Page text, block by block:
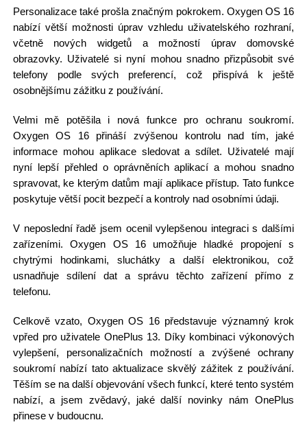
Personalizace také prošla značným pokrokem. Oxygen OS 16
nabízí větší možnosti úprav vzhledu uživatelského rozhraní,
včetně nových widgetů a možností úprav domovské
obrazovky. Uživatelé si nyní mohou snadno přizpůsobit své
telefony podle svých preferencí, což přispívá k ještě
osobnějšímu zážitku z používání.
Velmi mě potěšila i nová funkce pro ochranu soukromí.
Oxygen OS 16 přináší zvýšenou kontrolu nad tím, jaké
informace mohou aplikace sledovat a sdílet. Uživatelé mají
nyní lepší přehled o oprávněních aplikací a mohou snadno
spravovat, ke kterým datům mají aplikace přístup. Tato funkce
poskytuje větší pocit bezpečí a kontroly nad osobními údaji.
V neposlední řadě jsem ocenil vylepšenou integraci s dalšími
zařízeními. Oxygen OS 16 umožňuje hladké propojení s
chytrými hodinkami, sluchátky a další elektronikou, což
usnadňuje sdílení dat a správu těchto zařízení přímo z
telefonu.
Celkově vzato, Oxygen OS 16 představuje významný krok
vpřed pro uživatele OnePlus 13. Díky kombinaci výkonových
vylepšení, personalizačních možností a zvýšené ochrany
soukromí nabízí tato aktualizace skvělý zážitek z používání.
Těším se na další objevování všech funkcí, které tento systém
nabízí, a jsem zvědavý, jaké další novinky nám OnePlus
přinese v budoucnu.